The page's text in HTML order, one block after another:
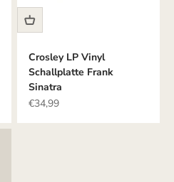
Crosley LP Vinyl
Schallplatte Frank
Sinatra
Angebot
€34,99